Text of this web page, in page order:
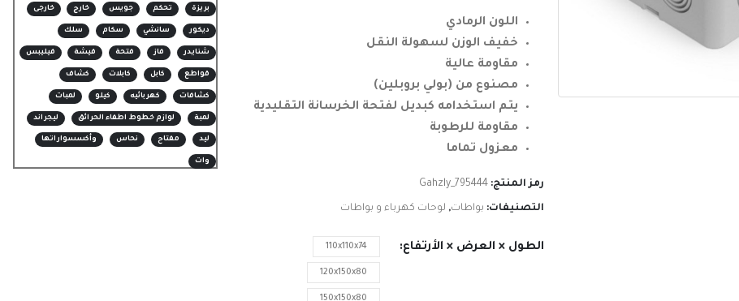
اللون الرمادي
خفيف الوزن لسهولة النقل
مقاومة عالية
مصنوع من (بولي بروبلين)
يتم استخدامه كبديل لفتحة الخرسانة التقليدية
مقاومة للرطوبة
معزول تماما
رمز المنتج: Gahzly_795444
التصنيفات: بواطات, لوحات كهرباء و بواطات
الطول × العرض × الأرتفاع 110x110x74
120x150x80
150x150x80
بريزة تحكم جويس خارج خارجى
ديكور سانشي سكام سلك
شنايدر فاز فتحة فيشة فيليبس
قواطع كابل كابلات كشاف
كشافات كهربائيه كيلو لمبات
لمبة لوازم خطوط اطفاء الحرائق ليجراند
ليد مفتاح نحاس وأكسسواراتها
وات